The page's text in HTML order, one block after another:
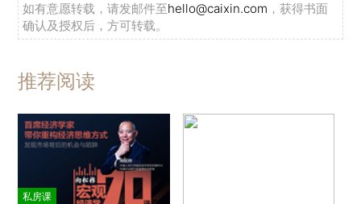
如有意愿转载，请发邮件至hello@caixin.com ，获得书面
确认及授权后，方可转载。
推荐阅读
私房课